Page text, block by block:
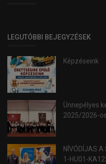
LEGUTÓBBI BEJEGYZÉSEK
Képzéseink
Ünnepélyes
2025/2026-
NÍVÓDÍJAS
1-HU01-